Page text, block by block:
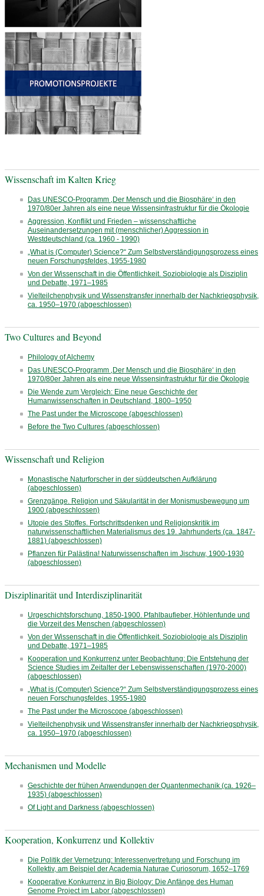
Wissenschaft im Kalten Krieg
Das UNESCO-Programm ‚Der Mensch und die Biosphäre‘ in den
1970/80er Jahren als eine neue Wissensinfrastruktur für die Ökologie
Aggression, Konflikt und Frieden – wissenschaftliche
Auseinandersetzungen mit (menschlicher) Aggression in
Westdeutschland (ca. 1960 - 1990)
„What is (Computer) Science?“ Zum Selbstverständigungsprozess eines
neuen Forschungsfeldes, 1955-1980
Von der Wissenschaft in die Öffentlichkeit. Soziobiologie als Disziplin
und Debatte, 1971–1985
Vielteilchenphysik und Wissenstransfer innerhalb der Nachkriegsphysik,
ca. 1950–1970 (abgeschlossen)
Two Cultures and Beyond
Philology of Alchemy
Das UNESCO-Programm ‚Der Mensch und die Biosphäre‘ in den
1970/80er Jahren als eine neue Wissensinfrastruktur für die Ökologie
Die Wende zum Vergleich: Eine neue Geschichte der
Humanwissenschaften in Deutschland, 1800–1950
The Past under the Microscope (abgeschlossen)
Before the Two Cultures (abgeschlossen)
Wissenschaft und Religion
Monastische Naturforscher in der süddeutschen Aufklärung
(abgeschlossen)
Grenzgänge. Religion und Säkularität in der Monismusbewegung um
1900 (abgeschlossen)
Utopie des Stoffes. Fortschrittsdenken und Religionskritik im
naturwissenschaftlichen Materialismus des 19. Jahrhunderts (ca. 1847-
1881) (abgeschlossen)
Pflanzen für Palästina! Naturwissenschaften im Jischuw, 1900-1930
(abgeschlossen)
Disziplinarität und Interdisziplinarität
Urgeschichtsforschung, 1850-1900. Pfahlbaufieber, Höhlenfunde und
die Vorzeit des Menschen (abgeschlossen)
Von der Wissenschaft in die Öffentlichkeit. Soziobiologie als Disziplin
und Debatte, 1971–1985
Kooperation und Konkurrenz unter Beobachtung: Die Entstehung der
Science Studies im Zeitalter der Lebenswissenschaften (1970-2000)
(abgeschlossen)
„What is (Computer) Science?“ Zum Selbstverständigungsprozess eines
neuen Forschungsfeldes, 1955-1980
The Past under the Microscope (abgeschlossen)
Vielteilchenphysik und Wissenstransfer innerhalb der Nachkriegsphysik,
ca. 1950–1970 (abgeschlossen)
Mechanismen und Modelle
Geschichte der frühen Anwendungen der Quantenmechanik (ca. 1926–
1935) (abgeschlossen)
Of Light and Darkness (abgeschlossen)
Kooperation, Konkurrenz und Kollektiv
Die Politik der Vernetzung: Interessenvertretung und Forschung im
Kollektiv, am Beispiel der Academia Naturae Curiosorum, 1652–1769
Kooperative Konkurrenz in Big Biology: Die Anfänge des Human
Genome Project im Labor (abgeschlossen)